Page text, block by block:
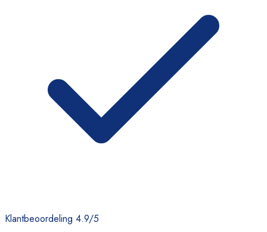
Klantbeoordeling 4.9/5